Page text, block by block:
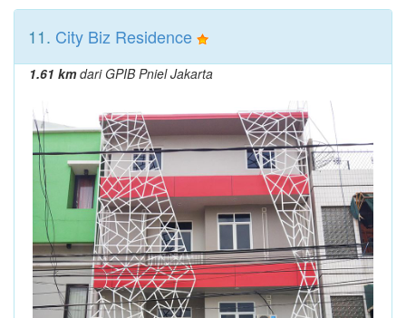
11. City Biz Residence
1.61 kmdari GPIB Pniel Jakarta